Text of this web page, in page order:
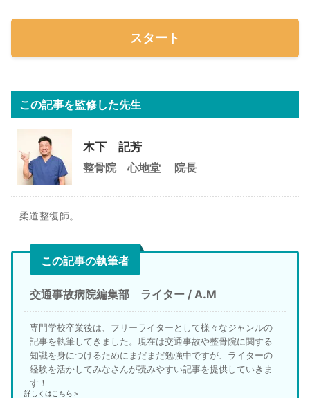
スタート
この記事を監修した先生
木下 記芳
整骨院 心地堂
院長
柔道整復師。
この記事の執筆者
交通事故病院編集部 ライター / A.M
専門学校卒業後は、フリーライターとして様々なジャンルの
記事を執筆してきました。現在は交通事故や整骨院に関する
知識を身につけるためにまだまだ勉強中ですが、ライターの
経験を活かしてみなさんが読みやすい記事を提供していきま
す！
詳しくはこちら＞